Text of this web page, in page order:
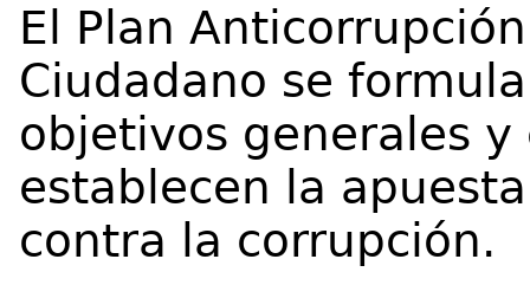
El Plan
Ciudadano se
objetivos generales y
establecen la
contra la corrupción.